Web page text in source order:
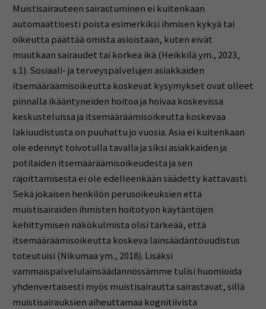
Muistisairauteen sairastuminen ei kuitenkaan
automaattisesti poista esimerkiksi ihmisen kykyä tai
oikeutta päättää omista asioistaan, kuten eivät
muutkaan sairaudet tai korkea ikä (Heikkilä ym., 2023,
s.1). Sosiaali- ja terveyspalvelujen asiakkaiden
itsemääräämisoikeutta koskevat kysymykset ovat olleet
pinnalla ikääntyneiden hoitoa ja hoivaa koskevissa
keskusteluissa ja itsemääräämisoikeutta koskevaa
lakiuudistusta on puuhattu jo vuosia. Asia ei kuitenkaan
ole edennyt toivotulla tavalla ja siksi asiakkaiden ja
potilaiden itsemääräämisoikeudesta ja sen
rajoittamisesta ei ole edelleenkään säädetty kattavasti.
Sekä jokaisen henkilön perusoikeuksien että
muistisairaiden ihmisten hoitotyön käytäntöjen
kehittymisen näkökulmista olisi tärkeää, että
itsemääräämisoikeutta koskeva lainsäädäntöuudistus
toteutuisi (Nikumaa ym., 2018). Lisäksi
vammaispalvelulainsäädännössämme tulisi huomioida
yhdenvertaisesti myös muistisairautta sairastavat, sillä
muistisairauksien aiheuttamaa kognitiivista